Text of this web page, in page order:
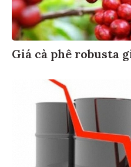
Giá cà phê robusta